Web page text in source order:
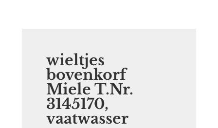
wieltjes
bovenkorf
Miele T.Nr.
3145170,
vaatwasser